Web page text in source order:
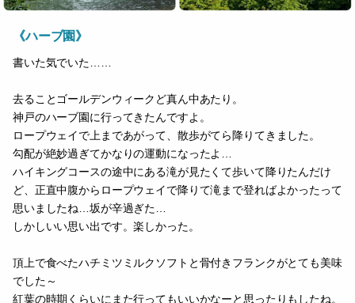
《ハーブ園》
書いた気でいた……
去ることゴールデンウィークど真ん中あたり。
神戸のハーブ園に行ってきたんですよ。
ロープウェイで上まであがって、散歩がてら降りてきました。
勾配が絶妙過ぎてかなりの運動になったよ…
ハイキングコースの途中にある滝が見たくて歩いて降りたんだけ
ど、正直中腹からロープウェイで降りて滝まで登ればよかったって
思いましたね…坂が辛過ぎた…
しかしいい思い出です。楽しかった。
頂上で食べたハチミツミルクソフトと骨付きフランクがとても美味
でした～
紅葉の時期くらいにまた行ってもいいかなーと思ったりもしたね。